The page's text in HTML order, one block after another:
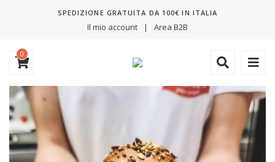
SPEDIZIONE GRATUITA DA 100€ IN ITALIA
Il mio account Area B2B
0